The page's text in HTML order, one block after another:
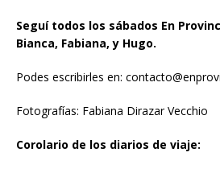
Seguí todos los sábados En
Bianca, Fabiana, y Hugo.
Podes escribirles en:
Fotografías: Fabiana Dirazar Vecchio
Corolario de los diarios de viaje: